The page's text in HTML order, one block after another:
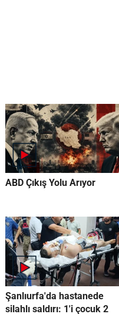
ABD Çıkış Yolu Arıyor
Şanlıurfa'da hastanede
silahlı saldırı: 1'i çocuk 2